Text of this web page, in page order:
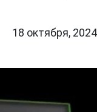
18 октября, 2024